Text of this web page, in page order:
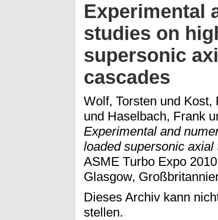
Experimental
studies on
supersonic
cascades
Wolf, Torsten und Kost,
und Haselbach, Frank
Experimental and
loaded supersonic
ASME Turbo Expo
Glasgow,
Dieses Archiv kann
stellen.